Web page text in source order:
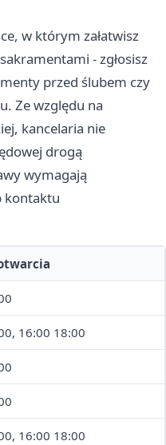
w którym załatwisz
- zgłosisz
przed ślubem czy
Ze względu na
kancelaria nie
drogą
wymagają
kontaktu
16:00 18:00
16:00 18:00